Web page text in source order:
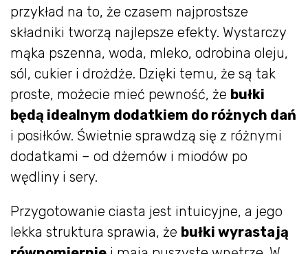
przykład na to, że czasem najprostsze
składniki tworzą najlepsze efekty. Wystarczy
mąka pszenna, woda, mleko, odrobina oleju,
sól, cukier i drożdże. Dzięki temu, że są tak
proste, możecie mieć pewność, że bułki
będą idealnym dodatkiem do różnych dań
i posiłków. Świetnie sprawdzą się z różnymi
dodatkami – od dżemów i miodów po
wędliny i sery.
Przygotowanie ciasta jest intuicyjne, a jego
lekka struktura sprawia, że bułki wyrastają